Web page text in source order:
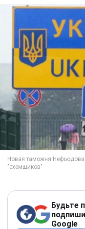
Будьте
Google